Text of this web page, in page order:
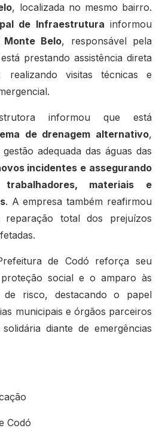
, localizada no mesmo bairro.
de Infraestrutura informou
Monte Belo, responsável pela
prestando assistência direta
realizando visitas técnicas e
informou que está
de drenagem alternativo,
adequada das águas das
incidentes e assegurando
materiais e
. A empresa também reafirmou
total dos prejuízos
de Codó reforça seu
social e o amparo às
de risco, destacando o papel
municipais e órgãos parceiros
diante de emergências
Codó